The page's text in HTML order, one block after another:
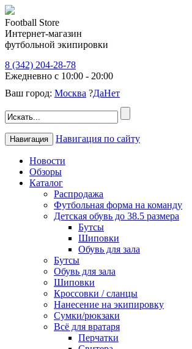
Football Store
Интернет-магазин
футбольной экипировки
8 (342) 204-28-78
Ежедневно с 10:00 - 20:00
Ваш город: Москва ?ДаНет
Навигация Навигация по сайту
Новости
Обзоры
Каталог
Распродажа
Футбольная форма на команду
Детская обувь до 38.5 размера
Бутсы
Шиповки
Обувь для зала
Бутсы
Обувь для зала
Шиповки
Кроссовки / сланцы
Нанесение на экипировку
Сумки/рюкзаки
Всё для вратаря
Перчатки